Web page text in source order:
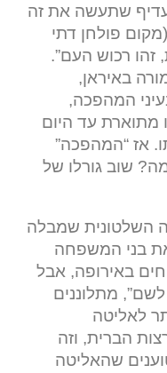
שתעשה את זה
פולחן דתי
זהו רכוש העם”.
באיראן,
המהפכה,
מתוארת עד היום
אז “המהפכה”
שוב גורלו של
השלטונית שמבלה
את בני המשפחה
באירופה, אבל
לשם”, מתלוננים
לאליטה
הברית, וזה
שהאליטה